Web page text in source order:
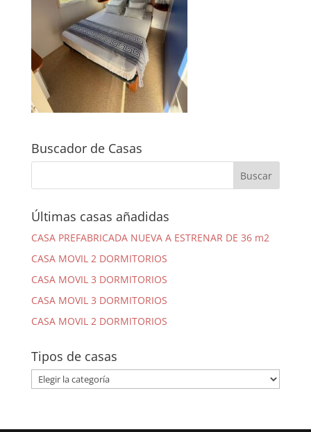
Buscador de Casas
Últimas casas añadidas
CASA PREFABRICADA NUEVA A ESTRENAR DE 36 m2
CASA MOVIL 2 DORMITORIOS
CASA MOVIL 3 DORMITORIOS
CASA MOVIL 3 DORMITORIOS
CASA MOVIL 2 DORMITORIOS
Tipos de casas
Tipos
de